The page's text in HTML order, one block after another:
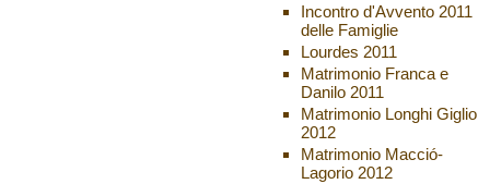
Incontro d'Avvento 2011
delle Famiglie
Lourdes 2011
Matrimonio Franca e
Danilo 2011
Matrimonio Longhi Giglio
2012
Matrimonio Macció-
Lagorio 2012